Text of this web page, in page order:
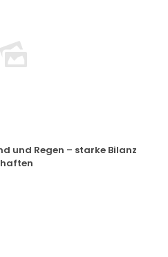
und Regen – starke Bilanz